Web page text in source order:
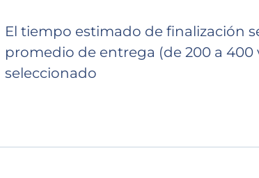
El tiempo estimado de finalización
promedio de entrega (de 200 a
seleccionado